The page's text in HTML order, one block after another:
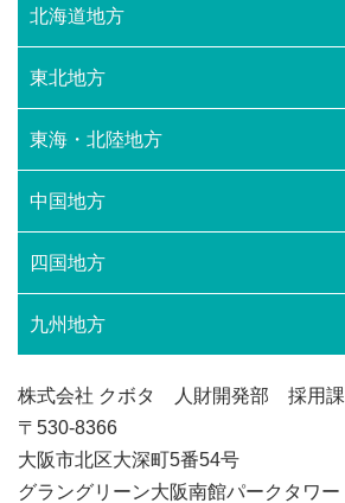
GLOBAL
世界のクボタから
クボタの働き方
INTERNSHIP
北海道地方
東北地方
東海・北陸地方
中国地方
四国地方
九州地方
株式会社 クボタ 人財開発部 採用課
〒530-8366
大阪市北区大深町5番54号
グラングリーン大阪南館パークタワー